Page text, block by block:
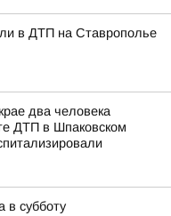
в ДТП на Ставрополье
два человека
ДТП в Шпаковском
в субботу